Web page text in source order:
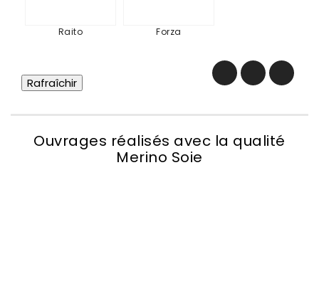
Raito Forza
Ouvrages réalisés avec la qualité
Merino Soie